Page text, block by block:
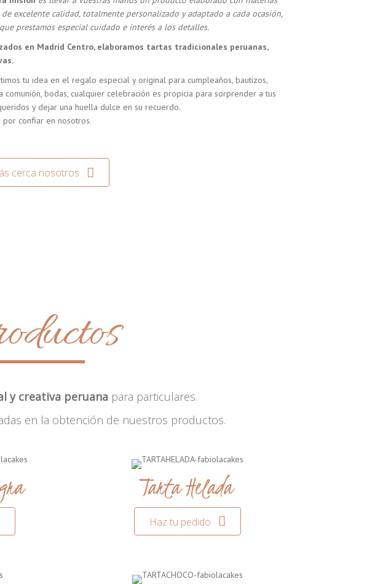
de excelente calidad, totalmente personalizado y adaptado a cada ocasión,
prestamos especial cuidado e interés a los detalles.
en Madrid Centro, elaboramos tartas tradicionales peruanas,
tu idea en el regalo especial y original para cumpleaños, bautizos,
comunión, bodas, cualquier celebración es propicia para sorprender a tus
y dejar una huella dulce en su recuerdo.
por confiar en nosotros.
cerca nosotros
y creativa peruana para particulares.
en la obtención de nuestros productos.
Tarta Helada
Haz tu pedido